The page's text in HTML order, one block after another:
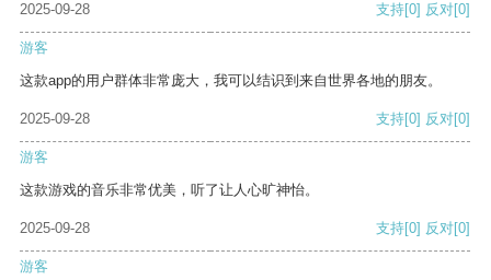
2025-09-28
支持[0] 反对[0]
游客
这款app的用户群体非常庞大，我可以结识到来自世界各地的朋友。
2025-09-28 支持[0] 反对[0]
游客
这款游戏的音乐非常优美，听了让人心旷神怡。
2025-09-28 支持[0] 反对[0]
游客